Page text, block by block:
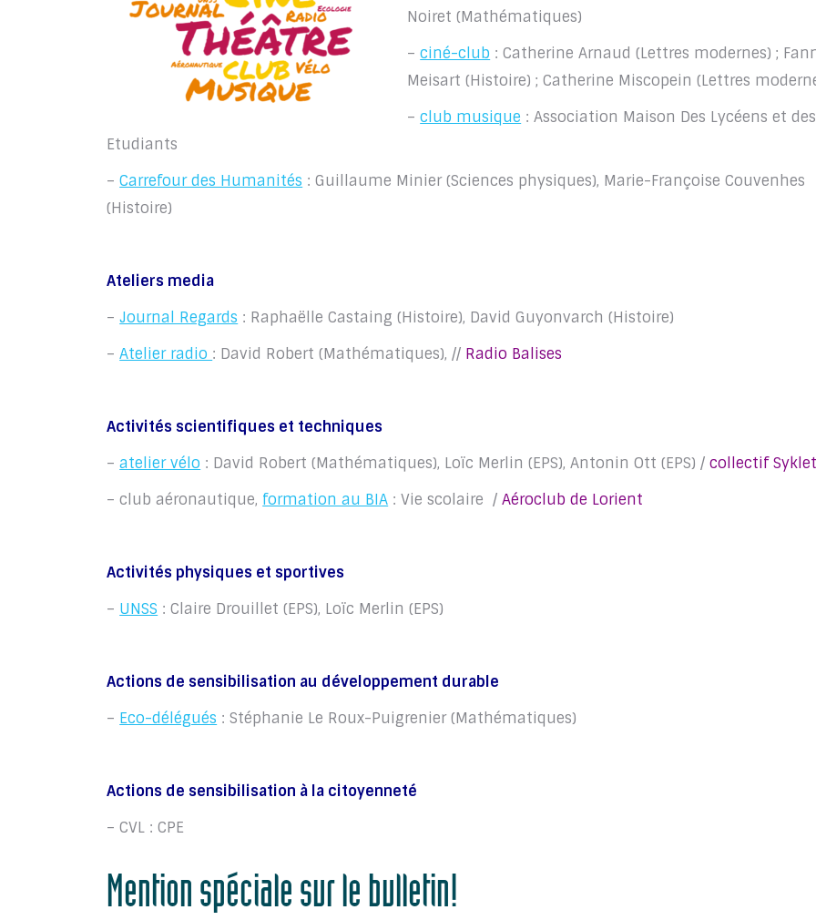
Noiret (Mathématiques)
–ciné-club : Catherine Arnaud (Lettres modernes) ;
Meisart (Histoire) ; Catherine Miscopein (Lettres
–club musique : Association Maison Des Lycéens et des
Etudiants
–Carrefour des Humanités : Guillaume Minier (Sciences physiques), Marie-Françoise Couvenhes
(Histoire)
Ateliers media
–Journal Regards : Raphaëlle Castaing (Histoire), David Guyonvarch (Histoire)
–Atelier radio : David Robert (Mathématiques), // Radio Balises
Activités scientifiques et techniques
–atelier vélo : David Robert (Mathématiques), Loïc Merlin (EPS), Antonin Ott (EPS) /collectif
– club aéronautique, formation au BIA : Vie scolaire / Aéroclub de Lorient
Activités physiques et sportives
– UNSS : Claire Drouillet (EPS), Loïc Merlin (EPS)
Actions de sensibilisation au développement durable
– Eco-délégués : Stéphanie Le Roux-Puigrenier (Mathématiques)
Actions de sensibilisation à la citoyenneté
– CVL : CPE
Mention spéciale sur le bulletin!